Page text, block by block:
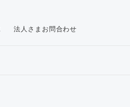
法人さまお問合わせ